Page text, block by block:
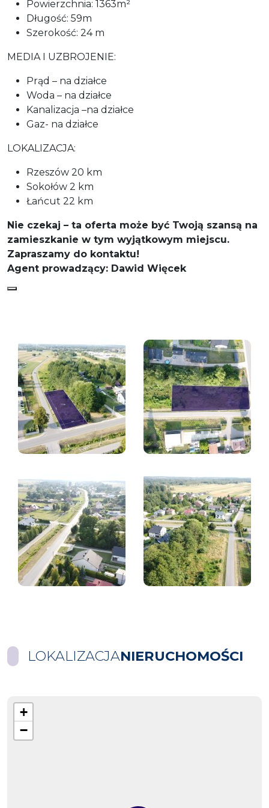
Powierzchnia: 1363m²
Długość: 59m
Szerokość: 24 m
MEDIA I UZBROJENIE:
Prąd – na działce
Woda – na działce
Kanalizacja –na działce
Gaz- na działce
LOKALIZACJA:
Rzeszów 20 km
Sokołów 2 km
Łańcut 22 km
Nie czekaj – ta oferta może być Twoją szansą na
zamieszkanie w tym wyjątkowym miejscu.
Zapraszamy do kontaktu!
Agent prowadzący: Dawid Więcek
LOKALIZACJANIERUCHOMOŚCI
+
−